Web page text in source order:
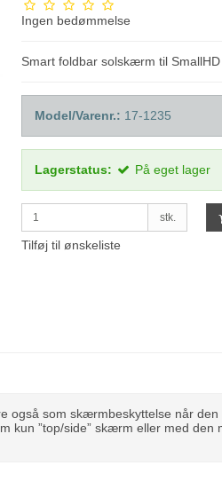
Ingen bedømmelse
Smart foldbar solskærm til SmallHD
Model/Varenr.: 17-1235
Lagerstatus: På eget lager
stk.
Tilføj til ønskeliste
som skærmbeskyttelse når
”top/side” skærm eller med